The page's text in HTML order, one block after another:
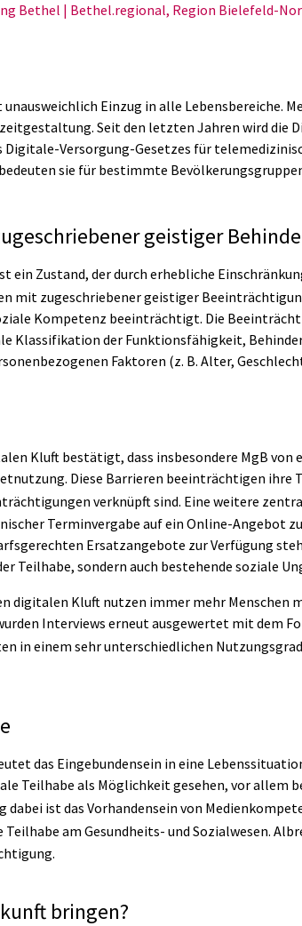
Bethel | Bethel.regional, Region Bielefeld-
Einzug in alle
Seit den letzten Jahren wird die
Digitale-Versorgung-Gesetzes für
sie für bestimmte
geistiger
ein Zustand, der durch erhebliche
mit zugeschriebener geistiger
Kompetenz beeinträchtigt. Die
Klassifikation der Funktionsfähigkeit,
Faktoren (z. B. Alter,
Kluft bestätigt, dass insbesondere MgB
Diese Barrieren beeinträchtigen
verknüpft sind. Eine weitere
Terminvergabe auf ein Online-Angebot
Ersatzangebote zur Verfügung
Teilhabe, sondern auch bestehende soziale
digitalen Kluft nutzen immer mehr
Interviews erneut ausgewertet mit dem
in einem sehr unterschiedlichen Nutzungsgrad
das Eingebundensein in eine
Teilhabe als Möglichkeit gesehen, vor allem
dabei ist das Vorhandensein von
am Gesundheits- und Sozialwesen.
bringen?